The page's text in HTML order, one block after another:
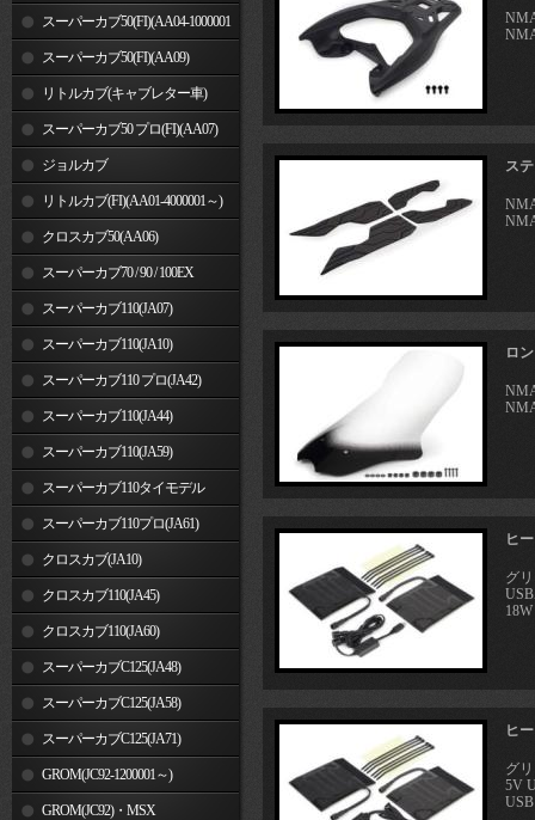
～) スーパーカブ50(FI)(AA04-1000001
～) スーパーカブ50(FI)(AA09)
リトルカブ(キャブレター車)
スーパーカブ50 プロ(FI)(AA07)
ジョルカブ
リトルカブ(FI)(AA01-4000001～)
クロスカブ50(AA06)
スーパーカブ70 / 90 / 100EX
スーパーカブ110(JA07)
スーパーカブ110(JA10)
スーパーカブ110 プロ(JA42)
スーパーカブ110(JA44)
スーパーカブ110(JA59)
スーパーカブ110タイモデル
(MLHJA56)
スーパーカブ110プロ(JA61)
クロスカブ(JA10)
クロスカブ110(JA45)
クロスカブ110(JA60)
スーパーカブC125(JA48)
スーパーカブC125(JA58)
スーパーカブC125(JA71)
GROM(JC92-1200001～)
GROM(JC92)・MSX
ス
ロ
ヒ
グ
ヒ
グ
5V